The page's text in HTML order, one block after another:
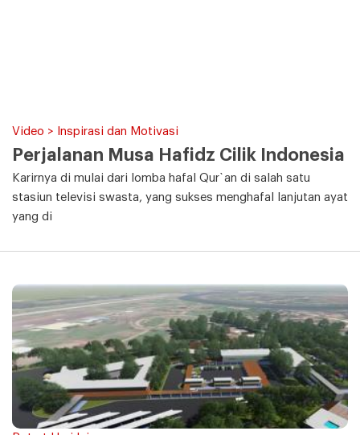
Video > Inspirasi dan Motivasi
Perjalanan Musa Hafidz Cilik Indonesia
Karirnya di mulai dari lomba hafal Qur`an di salah satu
stasiun televisi swasta, yang sukses menghafal lanjutan ayat
yang di